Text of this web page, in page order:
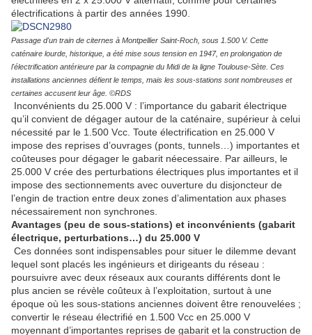
électrifications à partir des années 1990.
Passage d'un train de citernes à Montpellier Saint-Roch, sous 1.500 V. Cette
caténaire lourde, historique, a été mise sous tension en 1947, en prolongation de
l'électrification antérieure par la compagnie du Midi de la ligne Toulouse-Sète. Ces
installations anciennes défient le temps, mais les sous-stations sont nombreuses et
certaines accusent leur âge. ©RDS
Inconvénients du 25.000 V : l’importance du gabarit électrique
qu’il convient de dégager autour de la caténaire, supérieur à celui
nécessité par le 1.500 Vcc. Toute électrification en 25.000 V
impose des reprises d’ouvrages (ponts, tunnels…) importantes et
coûteuses pour dégager le gabarit néecessaire. Par ailleurs, le
25.000 V crée des perturbations électriques plus importantes et il
impose des sectionnements avec ouverture du disjoncteur de
l’engin de traction entre deux zones d’alimentation aux phases
nécessairement non synchrones.
Avantages (peu de sous-stations) et inconvénients (gabarit
électrique, perturbations…) du 25.000 V
Ces données sont indispensables pour situer le dilemme devant
lequel sont placés les ingénieurs et dirigeants du réseau :
poursuivre avec deux réseaux aux courants différents dont le
plus ancien se révèle coûteux à l’exploitation, surtout à une
époque où les sous-stations anciennes doivent être renouvelées ;
convertir le réseau électrifié en 1.500 Vcc en 25.000 V
moyennant d’importantes reprises de gabarit et la construction de